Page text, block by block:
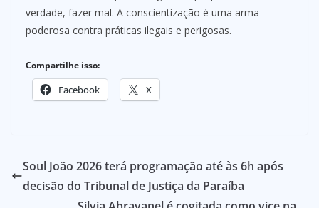
verdade, fazer mal. A conscientização é uma arma
poderosa contra práticas ilegais e perigosas.
Compartilhe isso:
Facebook X
Soul João 2026 terá programação até às 6h após
decisão do Tribunal de Justiça da Paraíba